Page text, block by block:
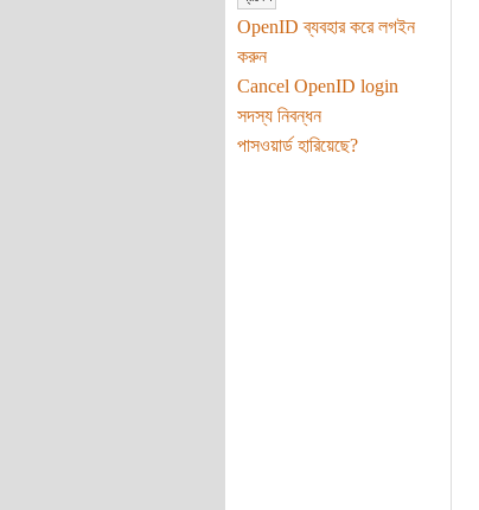
OpenID ব্যবহার করে লগইন
করুন
Cancel OpenID login
সদস্য নিবন্ধন
পাসওয়ার্ড হারিয়েছে?